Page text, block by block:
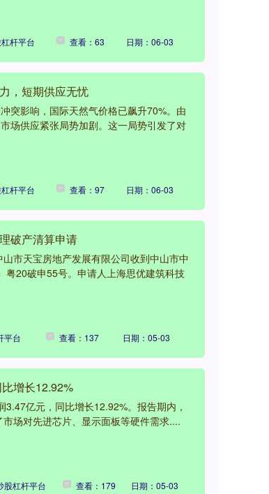
杆平台 查看：63 日期：06-03
，短期供应无忧
突影响，国际天然气价格已飙升70%。由
场供应紧张局势加剧。这一局势引发了对
杆平台 查看：97 日期：06-03
破产清算申请
市天宝房地产发展有限公司收到中山市中
20破申55号。申请人上海思优建筑科技
平台 查看：137 日期：05-03
增长12.92%
亿元，同比增长12.92%。报告期内，
场对先进芯片、显示面板等硬件需求....
股杠杆平台 查看：179 日期：05-03